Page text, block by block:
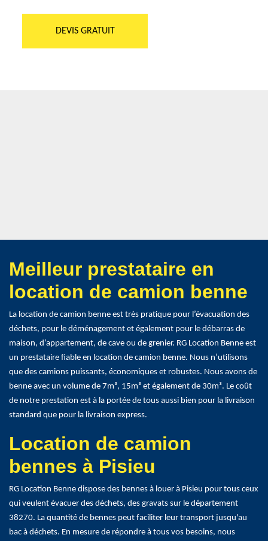
DEVIS GRATUIT
Meilleur prestataire en
location de camion benne
La location de camion benne est très pratique pour l’évacuation des
déchets, pour le déménagement et également pour le débarras de
maison, d’appartement, de cave ou de grenier. RG Location Benne est
un prestataire fiable en location de camion benne. Nous n’utilisons
que des camions puissants, économiques et robustes. Nous avons de
benne avec un volume de 7m³, 15m³ et également de 30m³. Le coût
de notre prestation est à la portée de tous aussi bien pour la livraison
standard que pour la livraison express.
Location de camion
bennes à Pisieu
RG Location Benne dispose des bennes à louer à Pisieu pour tous ceux
qui veulent évacuer des déchets, des gravats sur le département
38270. La quantité de bennes peut faciliter leur transport jusqu'au
bac à déchets. En mesure de répondre à tous vos besoins, nous